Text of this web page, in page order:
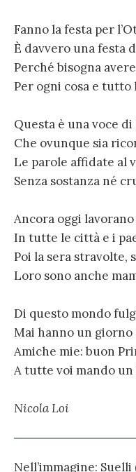
Fanno la festa per
È davvero una festa
Perché bisogna
Per ogni cosa e tutto
Questa è una voce
Che ovunque sia
Le parole affidate al
Senza sostanza né
Ancora oggi
In tutte le città e i
Poi la sera stravolte,
Loro sono anche
Di questo mondo
Mai hanno un giorno
Amiche mie: buon
A tutte voi mando un
Nicola Loi
Nell’immagine: